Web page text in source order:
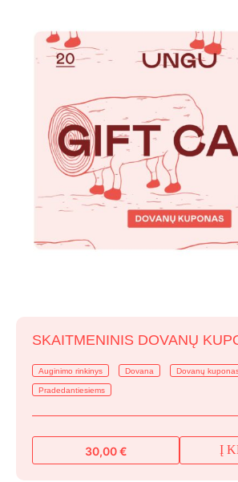
SKAITMENINIS DOVANŲ
Auginimo rinkinys Dovana Dovanų
Pradedantiesiems
30,00€ Į